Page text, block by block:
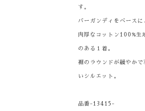
す。
バーガンディをベースに
肉厚なコットン100%生
のある１着。
裾のラウンドが緩やか
いシルエット。
品番-13415-